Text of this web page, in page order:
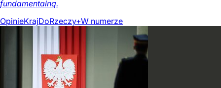
fundamentalną.
OpinieKrajDoRzeczy+W numerze